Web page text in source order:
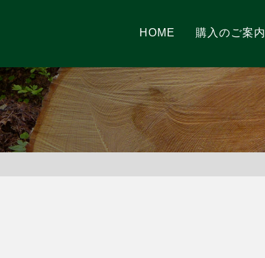
HOME 購入のご案内